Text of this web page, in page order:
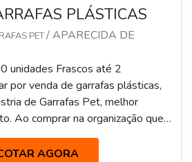
PLÁSTICAS
PET/ APARECIDA DE
unidades Frascos até 2
por venda de garrafas plásticas,
de Garrafas Pet, melhor
Ao comprar na organização que
o cliente receberá um
e terá a garantia de adquirir
AGORA